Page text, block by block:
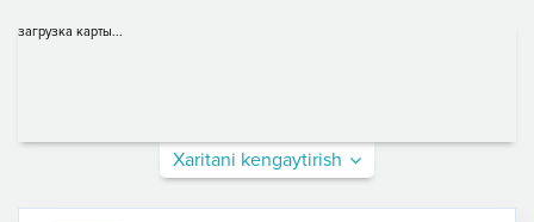
загрузка карты...
Xaritani kengaytirish